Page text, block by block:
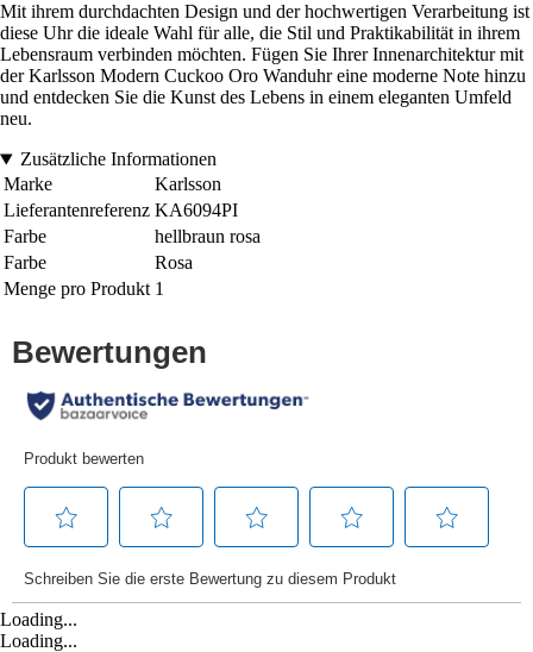
Mit ihrem durchdachten Design und der hochwertigen Verarbeitung ist
diese Uhr die ideale Wahl für alle, die Stil und Praktikabilität in ihrem
Lebensraum verbinden möchten. Fügen Sie Ihrer Innenarchitektur mit
der Karlsson Modern Cuckoo Oro Wanduhr eine moderne Note hinzu
und entdecken Sie die Kunst des Lebens in einem eleganten Umfeld
neu.
Zusätzliche Informationen
Marke
Karlsson
Lieferantenreferenz KA6094PI
Farbe
hellbraun rosa
Farbe
Rosa
Menge pro Produkt 1
Loading...
Loading...